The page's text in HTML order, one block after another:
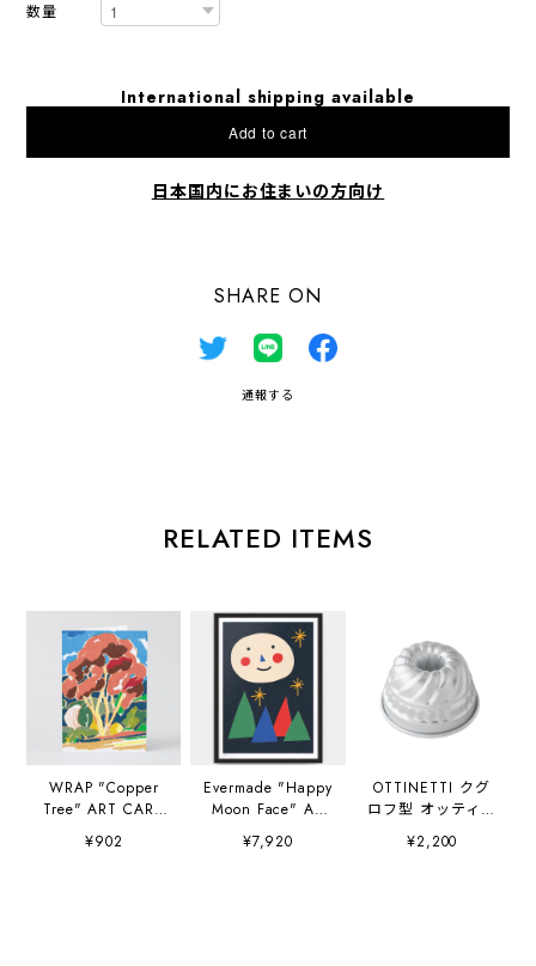
数量
International shipping available
Add to cart
日本国内にお住まいの方向け
SHARE ON
通報する
RELATED ITEMS
WRAP "Copper
Tree" ART CARD
Artwork by
Charlotte Trounce
¥902
Evermade "Happy
Moon Face" A3
(297×420mm) Art
Print Artwork by
¥7,920
OTTINETTI クグ
ロフ型 オッティネ
ッティ社
¥2,200